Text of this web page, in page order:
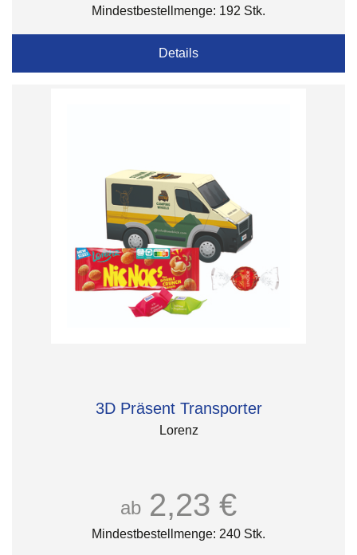
Mindestbestellmenge: 192 Stk.
Details
3D Präsent Transporter
Lorenz
ab 2,23 €
Mindestbestellmenge: 240 Stk.